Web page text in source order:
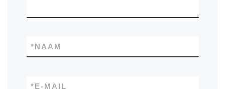
NAAM
*
E-MAIL
*